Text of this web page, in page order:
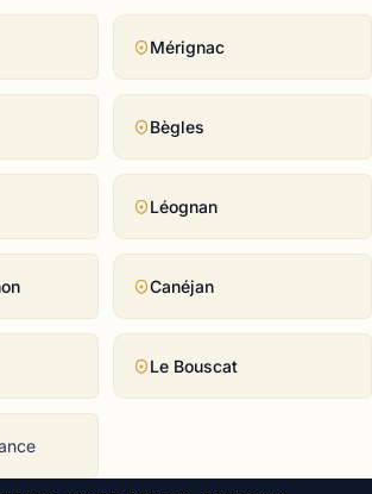
Mérignac
Bègles
Léognan
Canéjan
Le Bouscat